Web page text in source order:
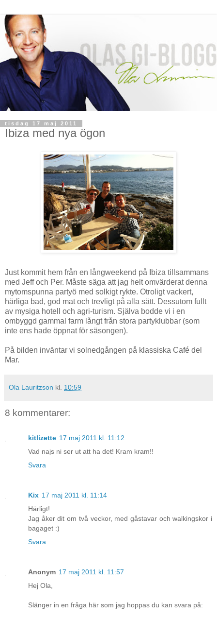
tisdag 17 maj 2011
Ibiza med nya ögon
Just kommit hem från en långweekend på Ibiza tillsammans
med Jeff och Per. Måste säga att jag helt omvärderat denna
mytomspunna partyö med solkigt rykte. Otroligt vackert,
härliga bad, god mat och trevligt på alla sätt. Dessutom fullt
av mysiga hotell och agri-turism. Själva bodde vi i en
ombyggd gammal farm långt från stora partyklubbar (som
inte ens hade öppnat för säsongen).
På bilden inväntar vi solnedgången på klassiska Café del
Mar.
Ola Lauritzson kl. 10:59
8 kommentarer:
kitlizette 17 maj 2011 kl. 11:12
Vad najs ni ser ut att ha det! Kram kram!!
Svara
Kix 17 maj 2011 kl. 11:14
Härligt!
Jag åker dit om två veckor, med gåstavar och walkingskor i
bagaget :)
Svara
Anonym 17 maj 2011 kl. 11:57
Hej Ola,
Slänger in en fråga här som jag hoppas du kan svara på: